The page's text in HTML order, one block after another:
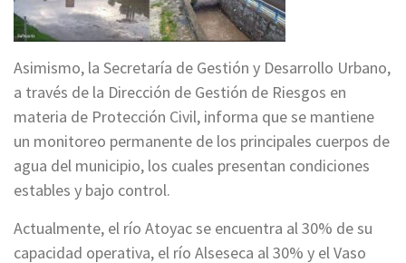
Asimismo, la Secretaría de Gestión y Desarrollo Urbano,
a través de la Dirección de Gestión de Riesgos en
materia de Protección Civil, informa que se mantiene
un monitoreo permanente de los principales cuerpos de
agua del municipio, los cuales presentan condiciones
estables y bajo control.
Actualmente, el río Atoyac se encuentra al 30% de su
capacidad operativa, el río Alseseca al 30% y el Vaso